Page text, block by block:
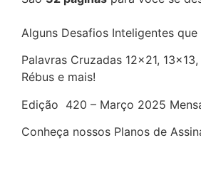
Alguns Desafios Inteligentes
Palavras Cruzadas 12×21,
Rébus e mais!
Edição 420 – Março 2025
Conheça nossos Planos de